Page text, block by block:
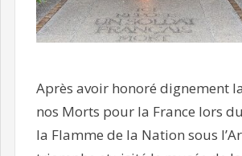
Après avoir honoré dignement
nos Morts pour la France lors
la Flamme de la Nation sous